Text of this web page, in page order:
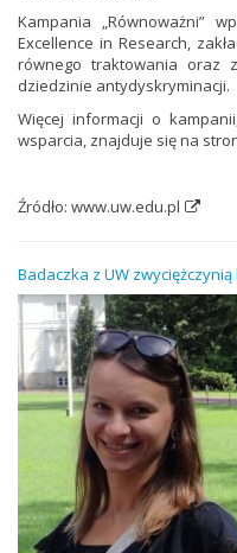
Kampania „Równoważni”
Excellence in Research,
równego traktowania oraz
dziedzinie antydyskryminacji.
Więcej informacji o
wsparcia, znajduje się na
Źródło: www.uw.edu.pl
Badaczka z UW